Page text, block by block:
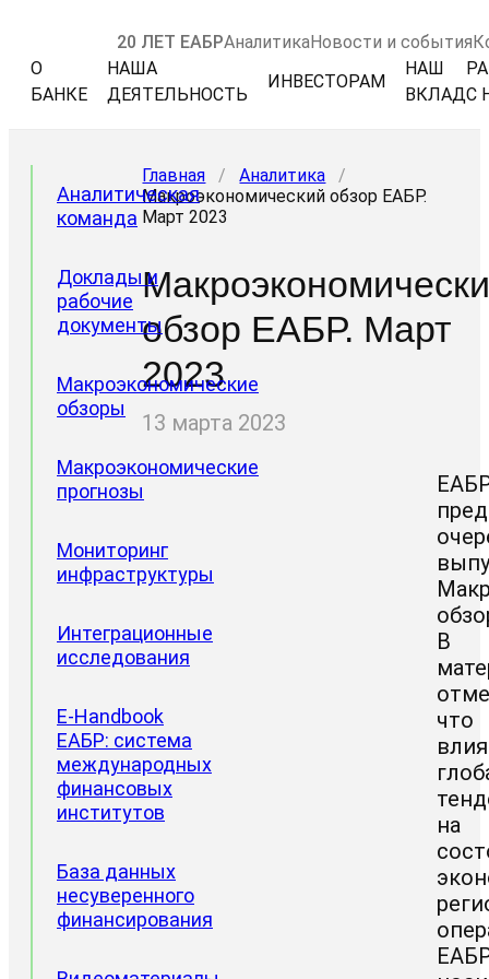
20 ЛЕТ ЕАБРАналитикаНовости и события
О
БАНКЕ
НАША
ДЕЯТЕЛЬНОСТЬ
ИНВЕСТОРАМ
НАШ
ВКЛАДС
Аналитическая
команда
Доклады и
рабочие
документы
Макроэкономические
обзоры
Макроэкономические
прогнозы
Мониторинг
инфраструктуры
Интеграционные
исследования
Проектные
направления
Доклады
ЦИИ
E-Handbook
ЕАБР: система
международных
финансовых
институтов
База данных
несуверенного
финансирования
Главная / Аналитика
/
Макроэкономический обзор ЕАБР.
Март 2023
обзор ЕАБР. Март
2023
13 марта 2023
В
что
на